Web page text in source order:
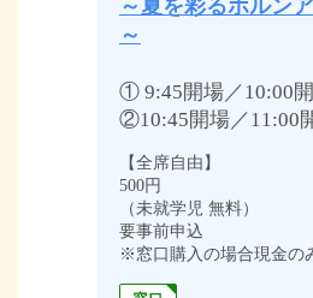
～夏を彩るホルン
～
① 9:45開場／10:00
②10:45開場／11:00
【全席自由】
500円
（未就学児 無料）
要事前申込
※窓口購入の場合現金の